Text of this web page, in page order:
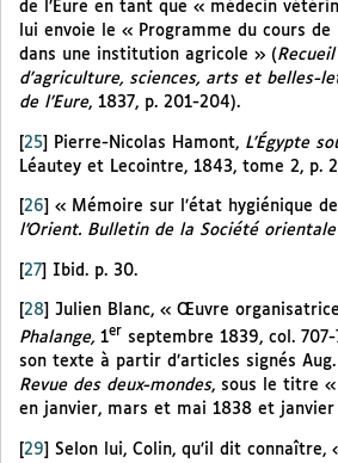
de l’Eure en tant que « médecin
lui envoie le « Programme du cours
dans une institution agricole » (
d’agriculture, sciences, arts et belles-
de l’Eure, 1837, p. 201-204).
[25] Pierre-Nicolas Hamont, L’Égypte
Léautey et Lecointre, 1843, tome 2, p.
26 « Mémoire sur l’état hygiénique de
l’Orient. Bulletin de la Société
[27] Ibid. p. 30.
28 Julien Blanc, « Œuvre
Phalange, 1er septembre 1839, col.
son texte à partir d’articles signés
Revue des deux-mondes, sous le titre «
en janvier, mars et mai 1838 et janvier
[29] Selon lui, Colin, qu’il dit connaître,